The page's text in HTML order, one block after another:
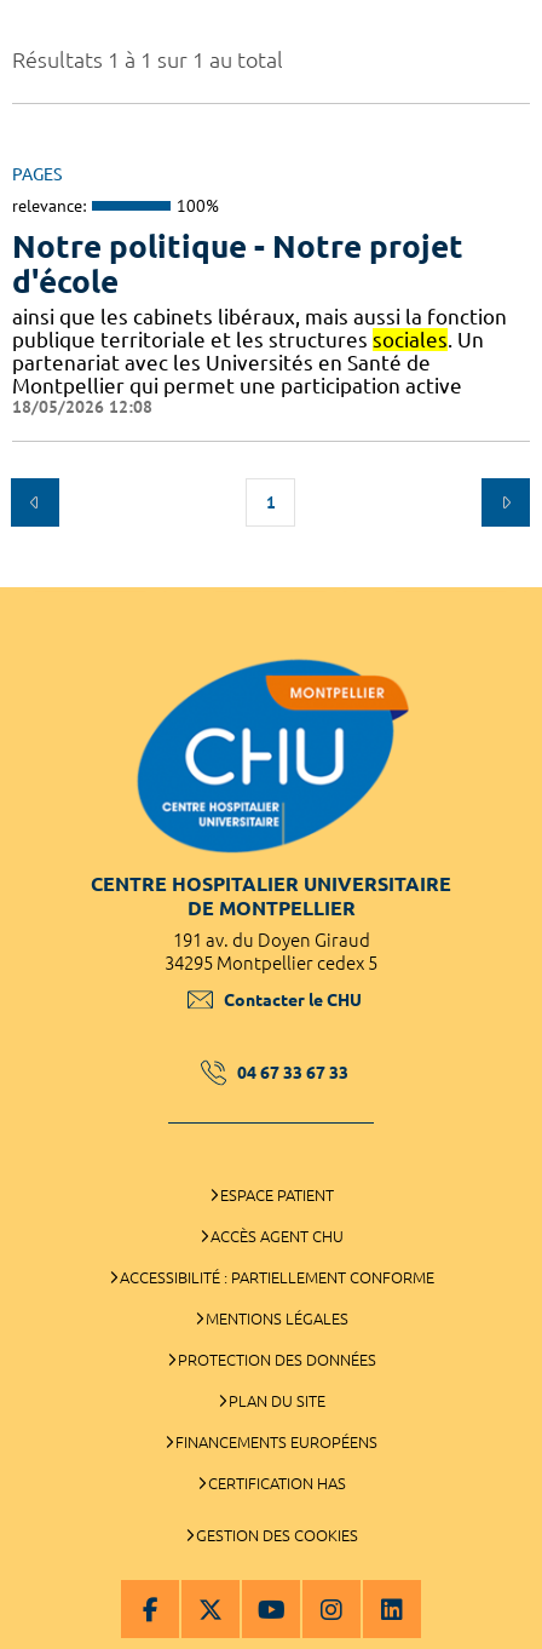
Résultats 1 à 1 sur 1 au total
PAGES
relevance: 100%
Notre politique - Notre projet
d'école
ainsi que les cabinets libéraux, mais aussi la fonction
publique territoriale et les structures sociales . Un
partenariat avec les Universités en Santé de
Montpellier qui permet une participation active
18/05/2026 12:08
1
CENTRE HOSPITALIER UNIVERSITAIRE
DE MONTPELLIER
191 av. du Doyen Giraud
34295 Montpellier cedex 5
Contacter le CHU
04 67 33 67 33
ESPACE PATIENT
ACCÈS AGENT CHU
ACCESSIBILITÉ : PARTIELLEMENT CONFORME
MENTIONS LÉGALES
PROTECTION DES DONNÉES
PLAN DU SITE
FINANCEMENTS EUROPÉENS
CERTIFICATION HAS
GESTION DES COOKIES